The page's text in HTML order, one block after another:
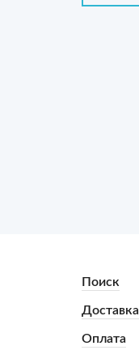
Поиск
Доставка
Оплата